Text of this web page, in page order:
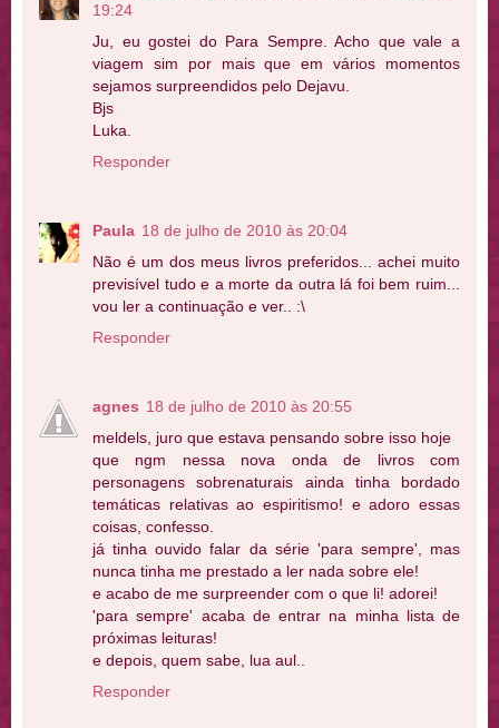
19:24
Ju, eu gostei do Para Sempre. Acho que vale a
viagem sim por mais que em vários momentos
sejamos surpreendidos pelo Dejavu.
Bjs
Luka.
Responder
Paula 18 de julho de 2010 às 20:04
Não é um dos meus livros preferidos... achei muito
previsível tudo e a morte da outra lá foi bem ruim...
vou ler a continuação e ver.. :\
Responder
agnes 18 de julho de 2010 às 20:55
meldels, juro que estava pensando sobre isso hoje
que ngm nessa nova onda de livros com
personagens sobrenaturais ainda tinha bordado
temáticas relativas ao espiritismo! e adoro essas
coisas, confesso.
já tinha ouvido falar da série 'para sempre', mas
nunca tinha me prestado a ler nada sobre ele!
e acabo de me surpreender com o que li! adorei!
'para sempre' acaba de entrar na minha lista de
próximas leituras!
e depois, quem sabe, lua aul..
Responder